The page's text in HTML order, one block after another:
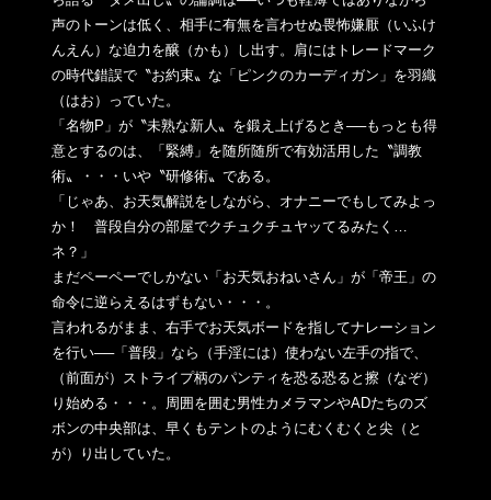
声のトーンは低 く、相手に有無を言わせぬ畏怖嫌厭（いふけ
んえん）な迫力を醸（かも）し出す。肩にはトレードマーク
の時代錯誤で〝お約束〟な「 ピンクのカーディガン」を羽織
（はお）っていた。
「名物P」が〝未熟な新人〟を鍛え上げるとき──もっとも得
意とするのは、「緊縛」を随所随所で有効活用した〝調教
術〟・・・ いや〝研修術〟である。
「じゃあ、お天気解説をしながら、オナニーでもしてみよっ
か！ 普段自分の部屋でクチュクチュヤッてるみたく…
ネ？」
まだペーペーでしかない「お天気おねいさん」が「帝王」の
命令に逆らえるはずもない・・・。
言われるがまま、右手でお天気ボードを指してナレーション
を行い──「普段」なら（手淫には）使わない左手の指で、
（前面が）ス トライプ柄のパンティを恐る恐ると擦（なぞ）
り始める・・・。周 囲を囲む男性カメラマンやADたちのズ
ボンの中央部は、早くもテントのようにむくむくと尖（と
が）り出していた。